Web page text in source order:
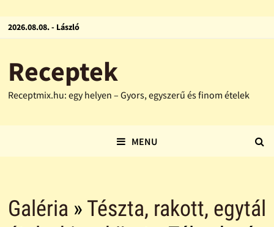
2026.08.08. - László
Receptek
Receptmix.hu: egy helyen – Gyors, egyszerű és finom ételek
MENU
Galéria » Tészta, rakott, egytál